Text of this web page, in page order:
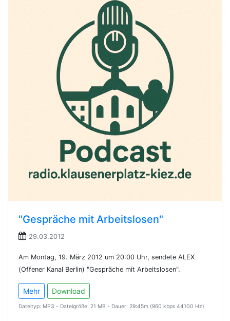
"Gespräche mit Arbeitslosen"
29.03.2012
Am Montag, 19. März 2012 um 20:00 Uhr, sendete ALEX
(Offener Kanal Berlin) "Gespräche mit Arbeitslosen".
Mehr Download
Dateityp: MP3 - Dateigröße: 21 MB - Dauer: 29:45m (960 kbps 44100 Hz)